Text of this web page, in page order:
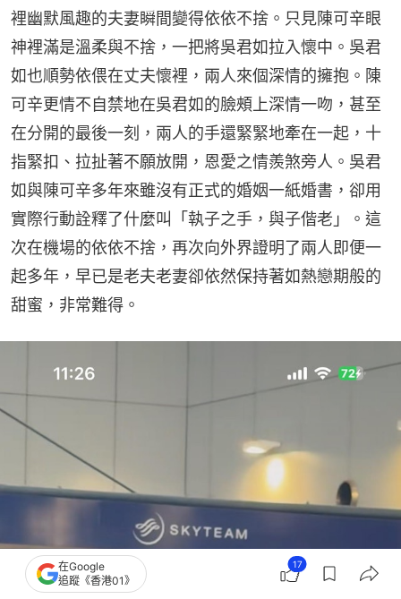
裡幽默風趣的夫妻瞬間變得依依不捨。只見陳可辛眼
神裡滿是溫柔與不捨，一把將吳君如拉入懷中。吳君
如也順勢依偎在丈夫懷裡，兩人來個深情的擁抱。陳
可辛更情不自禁地在吳君如的臉頰上深情一吻，甚至
在分開的最後一刻，兩人的手還緊緊地牽在一起，十
指緊扣、拉扯著不願放開，恩愛之情羨煞旁人。吳君
如與陳可辛多年來雖沒有正式的婚姻一紙婚書，卻用
實際行動詮釋了什麼叫「執子之手，與子偕老」。這
次在機場的依依不捨，再次向外界證明了兩人即便一
起多年，早已是老夫老妻卻依然保持著如熱戀期般的
甜蜜，非常難得。
在Google
追蹤《香港01》
17